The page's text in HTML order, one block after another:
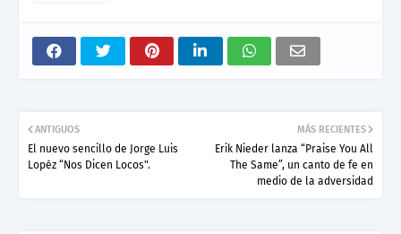
MÁS RECIENTES
Erik Nieder lanza “Praise You All
The Same”, un canto de fe en
medio de la adversidad
ANTIGUOS
El nuevo sencillo de Jorge Luis
Lopéz “Nos Dicen Locos".